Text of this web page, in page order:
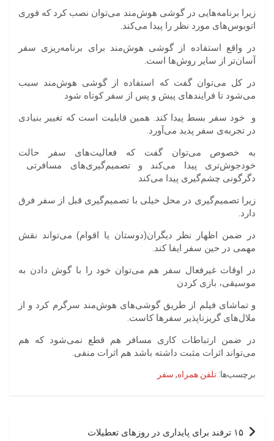
زیرا برنامه‌هایی در گوشی هوش‌مند می‌توان نصب کرد که فوری
اتوبوس‌های مورد نظر را پیدا می‌کند.
در واقع استفاده از گوشی هوش‌مند برای برنامه‌ریزی سفر
آسان‌تر از سایر روش‌ها است.
در کل می‌توان گفت که استفاده از گوشی هوش‌مند سبب
می‌شود تا فرایندهای پیش و پس از سفر کوتاه شود
و خود سفر بسط پیدا کند. همین قابلیت است که تغییر بنیادی
در تجربه‌ی سفر پدید می‌آورد.
به خصوص می‌توان گفت که فعالیت‌های سفر حالت
خودجوش‌تری پیدا می‌کند و تصمیم‌گیری‌های مسافرتی
دگرگونی چشم‌گیری پیدا می‌کند
زیرا تصمیم‌گیری در محل خیلی با تصمیم‌گیری قبل از سفر فرق
دارد.
در ضمن اظهار نظر دیگران(دوستان یا اقوام) می‌تواند نقش
مهمی در حین سفر ایفا کند.
در اوقات غیرفعال سفر هم می‌توان خود را با گوش دادن به
موسیقی، بازی کردن
و تماشای فیلم از طریق گوشی‌های هوش‌مند سرگرم کرد و از
ملال‌های گریزناپذیر سفرها کاست.
در ضمن ارتباطات کاری مسافر هم قطع نمی‌شود که هم
می‌تواند اثرات مثبت داشته باشد هم اثرات منفی.
برچسب‌ها: تلفن همراه, سفر
راهبری
۱۵ ترفند برای پایداری در روزهای تعطیلات